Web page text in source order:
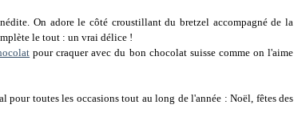
On adore le côté croustillant du bretzel accompagné de la
le tout : un vrai délice !
pour craquer avec du bon chocolat suisse comme on l'aime
pour toutes les occasions tout au long de l'année : Noël, fêtes des